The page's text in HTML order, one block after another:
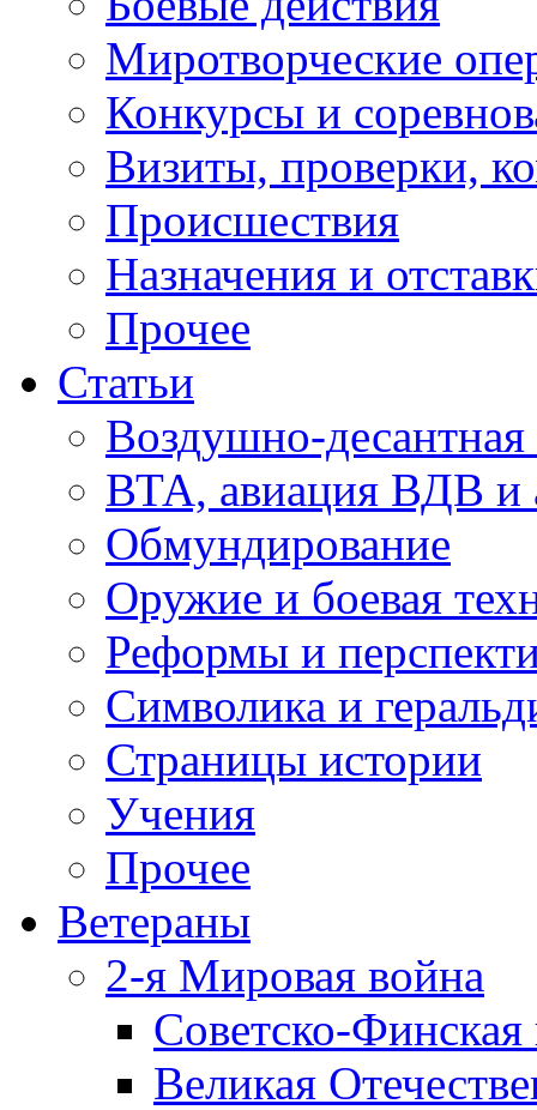
Миротворческие
Конкурсы и
Визиты, проверки,
Происшествия
Назначения и
Прочее
Статьи
Воздушно-десантная
ВТА, авиация ВДВ и
Обмундирование
Оружие и боевая
Реформы и
Символика и
Страницы истории
Учения
Прочее
Ветераны
2-я Мировая война
Советско-
Великая